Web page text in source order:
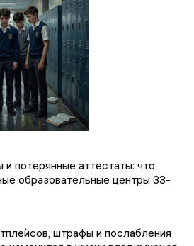
потерянные аттестаты: что
образовательные центры 33-
штрафы и послабления